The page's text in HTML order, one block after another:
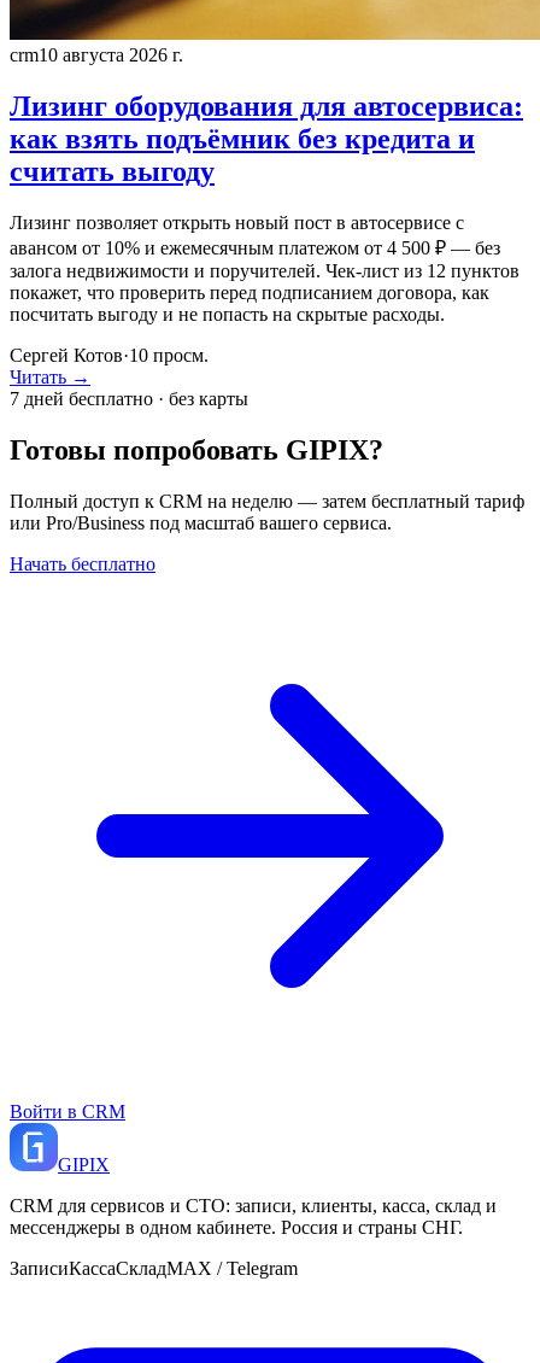
crm10 августа 2026 г.
Лизинг оборудования для автосервиса:
как взять подъёмник без кредита и
считать выгоду
Лизинг позволяет открыть новый пост в автосервисе с
авансом от 10% и ежемесячным платежом от 4 500 ₽ — без
залога недвижимости и поручителей. Чек-лист из 12 пунктов
покажет, что проверить перед подписанием договора, как
посчитать выгоду и не попасть на скрытые расходы.
Сергей Котов·10 просм.
Читать →
7 дней бесплатно · без карты
Готовы попробовать GIPIX?
Полный доступ к CRM на неделю — затем бесплатный тариф
или Pro/Business под масштаб вашего сервиса.
Начать бесплатно
Войти в CRM
GIPIX
CRM для сервисов и СТО: записи, клиенты, касса, склад и
мессенджеры в одном кабинете. Россия и страны СНГ.
ЗаписиКассаСкладMAX / Telegram